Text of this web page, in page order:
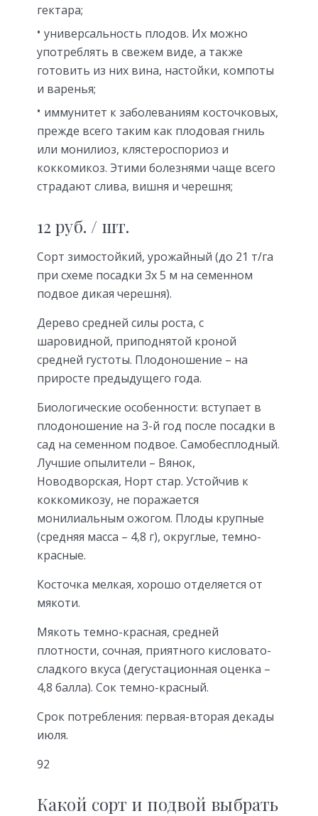
гектара;
универсальность плодов. Их можно
употреблять в свежем виде, а также
готовить из них вина, настойки, компоты
и варенья;
иммунитет к заболеваниям косточковых,
прежде всего таким как плодовая гниль
или монилиоз, клястероспориоз и
коккомикоз. Этими болезнями чаще всего
страдают слива, вишня и черешня;
12 руб. / шт.
Сорт зимостойкий, урожайный (до 21 т/га
при схеме посадки 3х 5 м на семенном
подвое дикая черешня).
Дерево средней силы роста, с
шаровидной, приподнятой кроной
средней густоты. Плодоношение – на
приросте предыдущего года.
Биологические особенности: вступает в
плодоношение на 3-й год после посадки в
сад на семенном подвое. Самобесплодный.
Лучшие опылители – Вянок,
Новодворская, Норт стар. Устойчив к
коккомикозу, не поражается
монилиальным ожогом. Плоды крупные
(средняя масса – 4,8 г), округлые, темно-
красные.
Косточка мелкая, хорошо отделяется от
мякоти.
Мякоть темно-красная, средней
плотности, сочная, приятного кисловато-
сладкого вкуса (дегустационная оценка –
4,8 балла). Сок темно-красный.
Срок потребления: первая-вторая декады
июля.
92
Какой сорт и подвой выбрать